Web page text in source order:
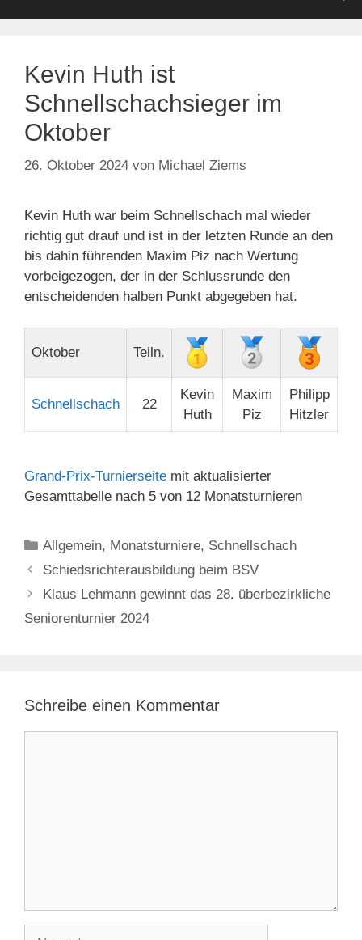
Kevin Huth ist
Schnellschachsieger im
Oktober
26. Oktober 2024 von Michael Ziems
Kevin Huth war beim Schnellschach mal wieder
richtig gut drauf und ist in der letzten Runde an den
bis dahin führenden Maxim Piz nach Wertung
vorbeigezogen, der in der Schlussrunde den
entscheidenden halben Punkt abgegeben hat.
Oktober Teiln.
Schnellschach 22
Kevin
Huth
Maxim
Piz
Philipp
Hitzler
Grand-Prix-Turnierseite mit aktualisierter
Gesamttabelle nach 5 von 12 Monatsturnieren
Kategorien
Allgemein, Monatsturniere, Schnellschach
Schiedsrichterausbildung beim BSV
Klaus Lehmann gewinnt das 28. überbezirkliche
Seniorenturnier 2024
Schreibe einen Kommentar